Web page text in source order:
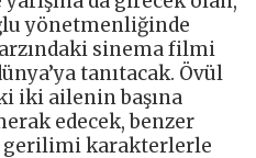
yönetmenliğinde
sinema filmi
tanıtacak. Övül
iki ailenin başına
edecek, benzer
gerilimi karakterlerle